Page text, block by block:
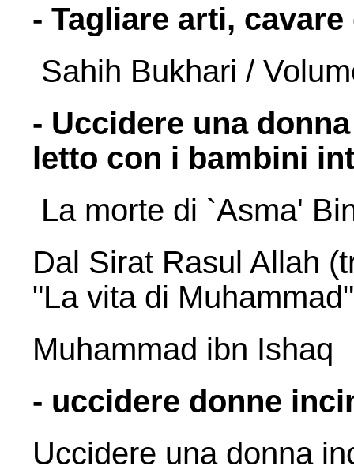
- Tagliare arti,
Sahih Bukhari /
- Uccidere una
letto con i bambini
La morte di `Asma'
Dal Sirat Rasul Allah
"La vita di
Muhammad ibn Ishaq
- uccidere donne
Uccidere una donna